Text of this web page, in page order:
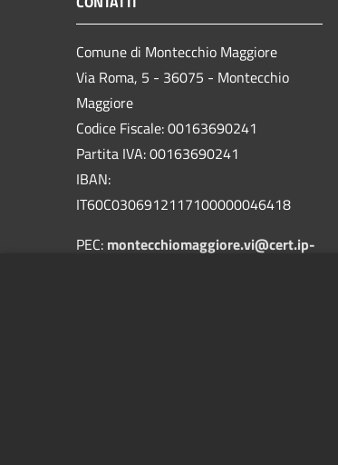
Comune di Montecchio Maggiore
Via Roma, 5 - 36075 - Montecchio
Maggiore
Codice Fiscale: 00163690241
Partita IVA: 00163690241
IBAN:
IT60C0306912117100000046418
PEC: montecchiomaggiore.vi@cert.ip-